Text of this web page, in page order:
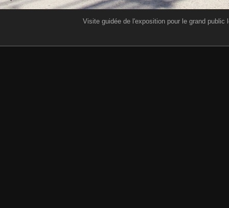
Visite guidée de l'exposition pour le grand public